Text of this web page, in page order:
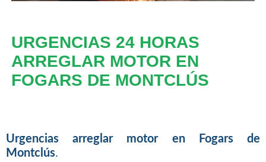
URGENCIAS 24 HORAS
ARREGLAR MOTOR EN
FOGARS DE MONTCLÚS
Urgencias arreglar motor en Fogars de
Montclús.